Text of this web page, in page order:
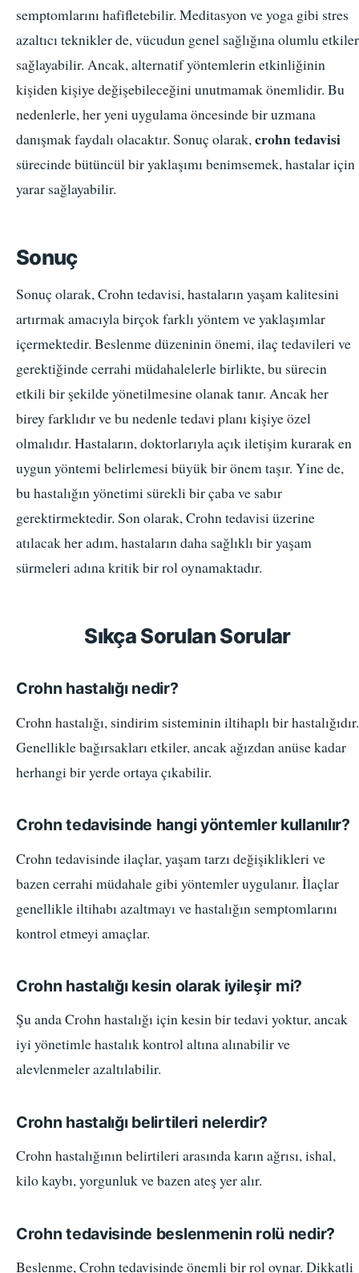
semptomlarını hafifletebilir. Meditasyon ve yoga gibi stres
azaltıcı teknikler de, vücudun genel sağlığına olumlu etkiler
sağlayabilir. Ancak, alternatif yöntemlerin etkinliğinin
kişiden kişiye değişebileceğini unutmamak önemlidir. Bu
nedenlerle, her yeni uygulama öncesinde bir uzmana
danışmak faydalı olacaktır. Sonuç olarak,crohn tedavisi
sürecinde bütüncül bir yaklaşımı benimsemek, hastalar için
yarar sağlayabilir.
Sonuç
Sonuç olarak, Crohn tedavisi, hastaların yaşam kalitesini
artırmak amacıyla birçok farklı yöntem ve yaklaşımlar
içermektedir. Beslenme düzeninin önemi, ilaç tedavileri ve
gerektiğinde cerrahi müdahalelerle birlikte, bu sürecin
etkili bir şekilde yönetilmesine olanak tanır. Ancak her
birey farklıdır ve bu nedenle tedavi planı kişiye özel
olmalıdır. Hastaların, doktorlarıyla açık iletişim kurarak en
uygun yöntemi belirlemesi büyük bir önem taşır. Yine de,
bu hastalığın yönetimi sürekli bir çaba ve sabır
gerektirmektedir. Son olarak, Crohn tedavisi üzerine
atılacak her adım, hastaların daha sağlıklı bir yaşam
sürmeleri adına kritik bir rol oynamaktadır.
Sıkça Sorulan Sorular
Crohn hastalığı nedir?
Crohn hastalığı, sindirim sisteminin iltihaplı bir hastalığıdır.
Genellikle bağırsakları etkiler, ancak ağızdan anüse kadar
herhangi bir yerde ortaya çıkabilir.
Crohn tedavisinde hangi yöntemler kullanılır?
Crohn tedavisinde ilaçlar, yaşam tarzı değişiklikleri ve
bazen cerrahi müdahale gibi yöntemler uygulanır. İlaçlar
genellikle iltihabı azaltmayı ve hastalığın semptomlarını
kontrol etmeyi amaçlar.
Crohn hastalığı kesin olarak iyileşir mi?
Şu anda Crohn hastalığı için kesin bir tedavi yoktur, ancak
iyi yönetimle hastalık kontrol altına alınabilir ve
alevlenmeler azaltılabilir.
Crohn hastalığı belirtileri nelerdir?
Crohn hastalığının belirtileri arasında karın ağrısı, ishal,
kilo kaybı, yorgunluk ve bazen ateş yer alır.
Crohn tedavisinde beslenmenin rolü nedir?
Beslenme, Crohn tedavisinde önemli bir rol oynar. Dikkatli